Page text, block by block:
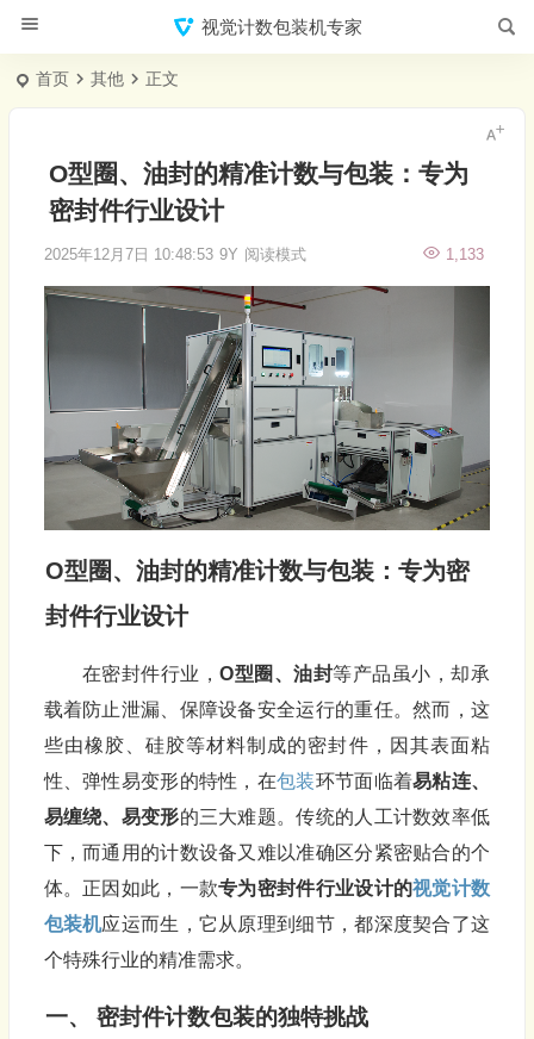
视觉计数包装机专家
首页 其他 正文
O型圈、油封的精准计数与包装：专为
密封件行业设计
2025年12月7日 10:48:53 9Y 1,133
阅读模式
O型圈、油封的精准计数与包装：专为密
封件行业设计
在密封件行业，O型圈、油封等产品虽小，却承
载着防止泄漏、保障设备安全运行的重任。然而，这
些由橡胶、硅胶等材料制成的密封件，因其表面粘
性、弹性易变形的特性，在包装环节面临着易粘连、
易缠绕、易变形的三大难题。传统的人工计数效率低
下，而通用的计数设备又难以准确区分紧密贴合的个
体。正因如此，一款专为密封件行业设计的视觉计数
包装机应运而生，它从原理到细节，都深度契合了这
个特殊行业的精准需求。
一、 密封件计数包装的独特挑战